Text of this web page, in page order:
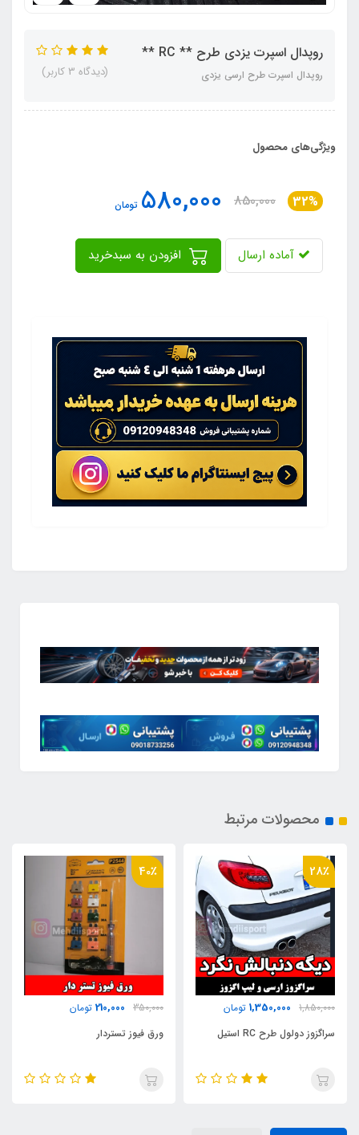
روپدال اسپرت یزدی طرح ** RC **
روپدال اسپرت طرح ارسی یزدی (دیدگاه 3 کاربر)
ویژگی‌های محصول
32%
850,000
580,000 تومان
آماده ارسال
محصولات مرتبط
40٪
350,000
210,000 تومان
ورق فیوز تستردار
20٪
1,750,000
1,400,000 تومان